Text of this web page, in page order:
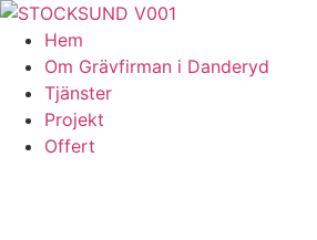
Skip
content
Hem
Om Grävfirman i Danderyd
Tjänster
Projekt
Offert